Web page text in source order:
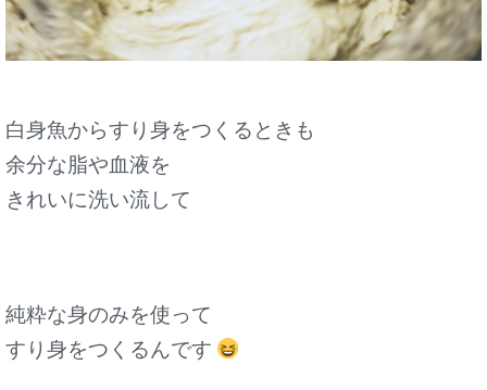
白身魚からすり身をつくるときも
余分な脂や血液を
きれいに洗い流して
純粋な身のみを使って
すり身をつくるんです